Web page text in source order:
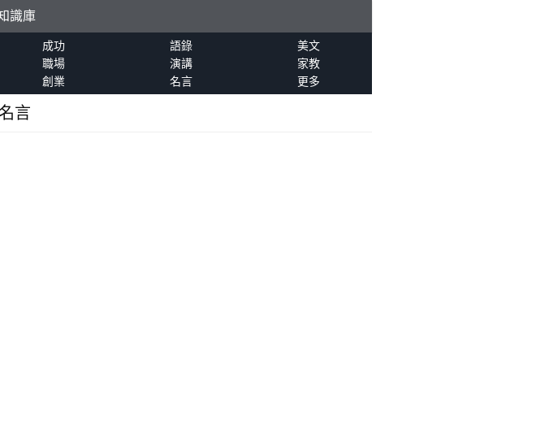
識庫
成功 語錄
美文
職場 演講
家教
創業 名言 更多
言